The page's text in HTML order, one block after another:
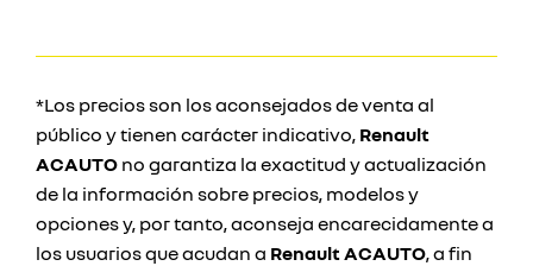
*Los precios son los aconsejados de venta al
público y tienen carácter indicativo, Renault
ACAUTO no garantiza la exactitud y actualización
de la información sobre precios, modelos y
opciones y, por tanto, aconseja encarecidamente a
los usuarios que acudan a Renault ACAUTO, a fin